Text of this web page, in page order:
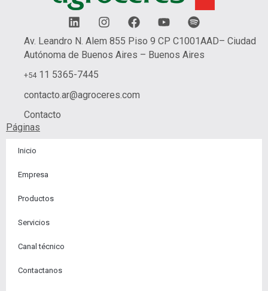
L
i
n
k
d
i
n
I
n
s
t
a
F
a
c
e
k
Y
o
u
t
S
p
o
t
Av. Leandro N. Alem 855 Piso 9 CP C1001AAD– Ciudad
Autónoma de Buenos Aires – Buenos Aires
+5411 5365-7445
contacto.ar@agroceres.com
Contacto
Páginas
Inicio
Empresa
Productos
Servicios
Canal técnico
Contactanos​